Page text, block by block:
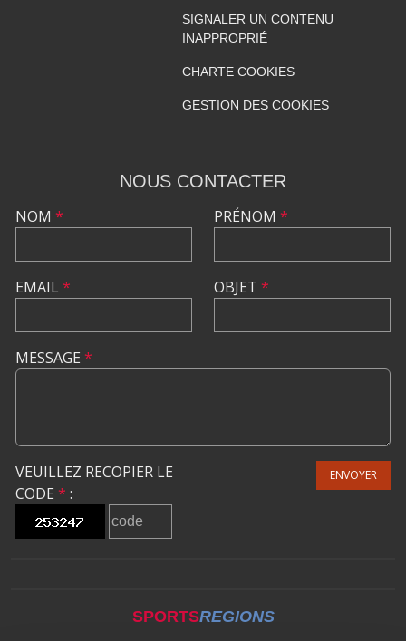
SIGNALER UN CONTENU
INAPPROPRIÉ
CHARTE COOKIES
GESTION DES COOKIES
NOUS CONTACTER
NOM *
EMAIL*
PRÉNOM *
OBJET *
MESSAGE *
VEUILLEZ RECOPIER LE
CODE * :
ENVOYER
SPORTSREGIONS